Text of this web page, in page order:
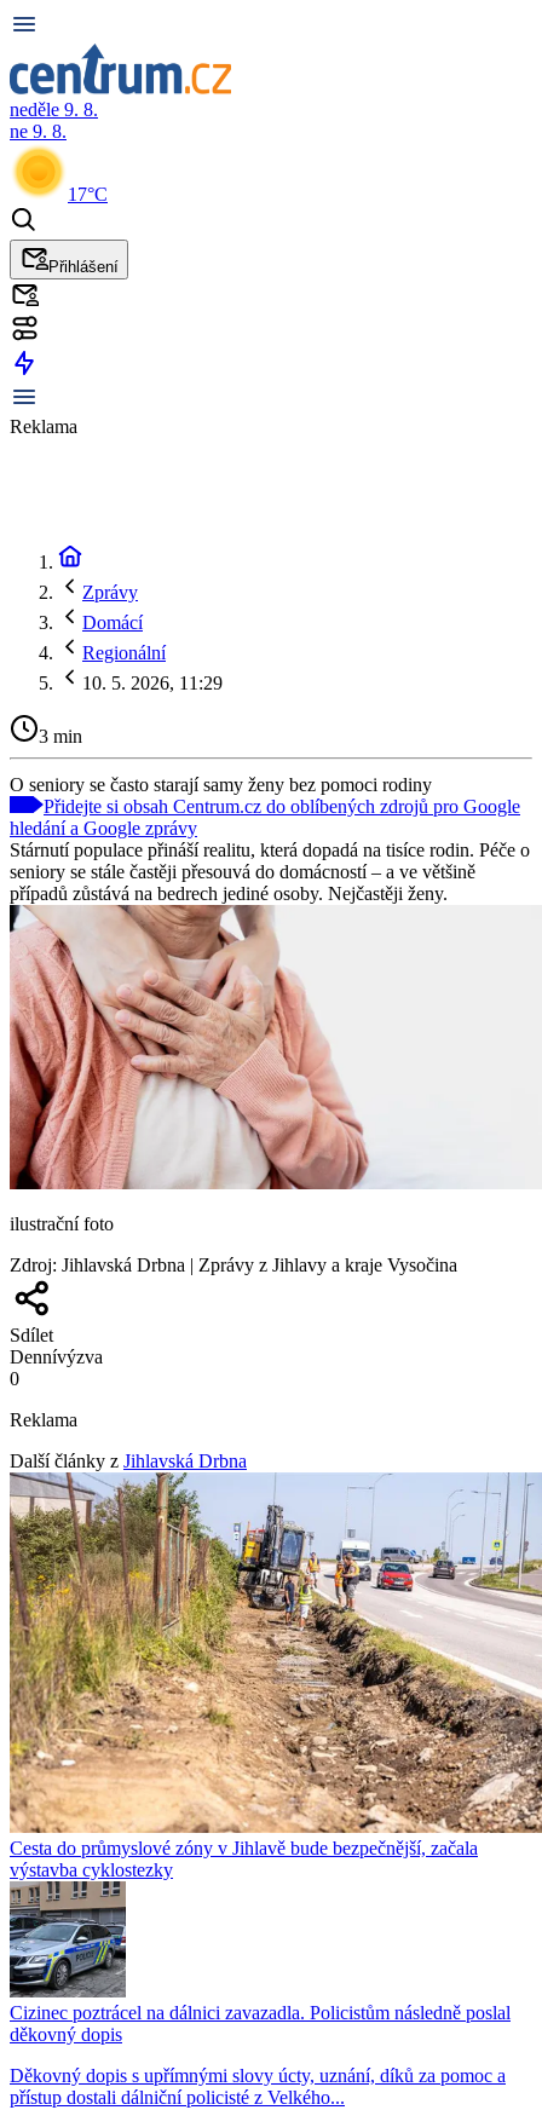
neděle 9. 8.
ne 9. 8.
17°C
Přihlášení
Reklama
Zprávy
Domácí
Regionální
10. 5. 2026, 11:29
3 min
O seniory se často starají samy ženy bez pomoci rodiny
Přidejte si obsah Centrum.cz do oblíbených zdrojů pro Google
hledání a Google zprávy
Stárnutí populace přináší realitu, která dopadá na tisíce rodin. Péče o
seniory se stále častěji přesouvá do domácností – a ve většině
případů zůstává na bedrech jediné osoby. Nejčastěji ženy.
ilustrační foto
Zdroj: Jihlavská Drbna | Zprávy z Jihlavy a kraje Vysočina
Sdílet
Dennívýzva
0
Reklama
Další články z Jihlavská Drbna
Cesta do průmyslové zóny v Jihlavě bude bezpečnější, začala
výstavba cyklostezky
Cizinec poztrácel na dálnici zavazadla. Policistům následně poslal
děkovný dopis
Děkovný dopis s upřímnými slovy úcty, uznání, díků za pomoc a
přístup dostali dálniční policisté z Velkého...